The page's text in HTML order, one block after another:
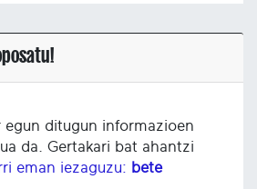
egun ditugun informazioen
da. Gertakari bat ahantzi
eman iezaguzu: bete